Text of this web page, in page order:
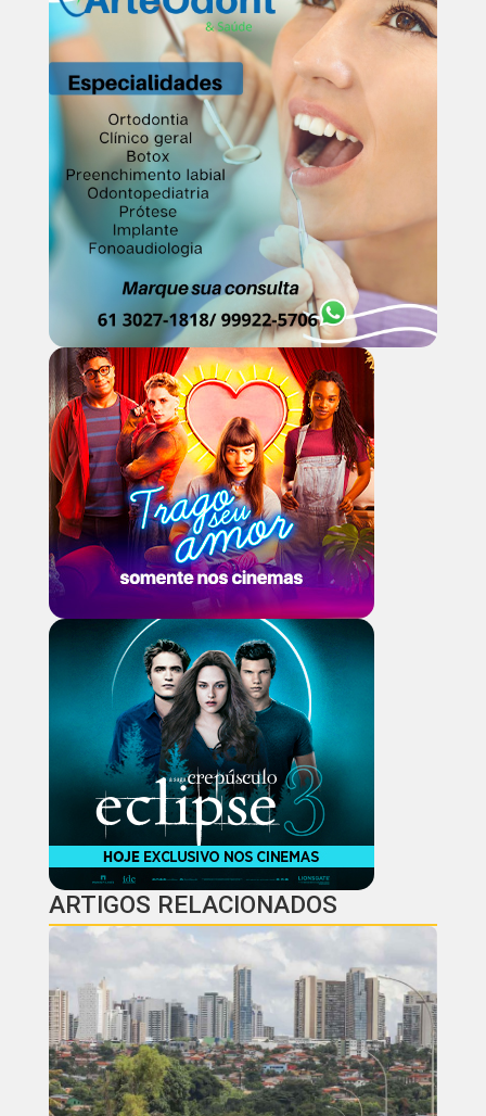
ARTIGOS RELACIONADOS